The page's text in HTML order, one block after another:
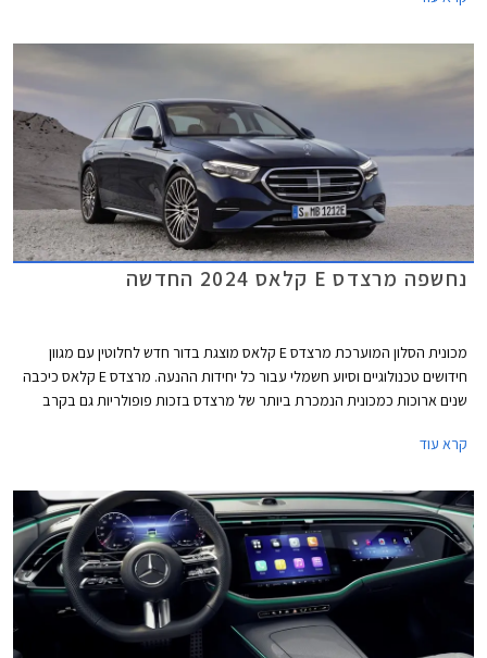
נחשפה מרצדס E קלאס 2024 החדשה
מכונית הסלון המוערכת מרצדס E קלאס מוצגת בדור חדש לחלוטין עם מגוון
חידושים טכנולוגיים וסיוע חשמלי עבור כל יחידות ההנעה. מרצדס E קלאס כיכבה
שנים ארוכות כמכונית הנמכרת ביותר של מרצדס בזכות פופולריות גם בקרב
חדש שיוצע גם עם יחידת הנעה חשמלית. אאודי לעומת זאת צפויה להחליף את
A6 בדור חדש שלא יוצע עוד עם מנועי בעירה פנימית.
קרא עוד